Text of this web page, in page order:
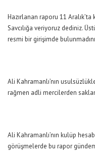
Hazırlanan raporu 11
Savcılığa veriyoruz dediniz.
resmi bir girişimde
Ali Kahramanlı’nın
rağmen adli mercilerden
Ali Kahramanlı’nın kulüp
görüşmelerde bu rapor